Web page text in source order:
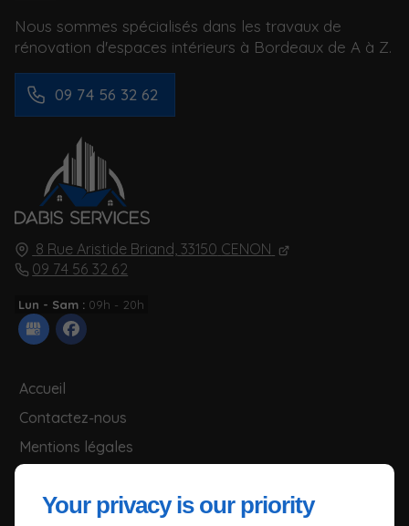
Your privacy is our priority
8 Rue Aristide Briand, 33150 CENON
09 74 56 32 62
Lun - Sam : 09h - 20h
Accueil
Contactez-nous
Mentions légales
Nous sommes spécialisés dans les travaux de
rénovation d'espaces intérieurs à Bordeaux de A à Z.
09 74 56 32 62